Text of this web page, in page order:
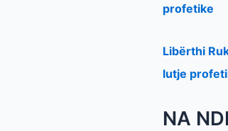
profetike
Libërthi
lutje
NA